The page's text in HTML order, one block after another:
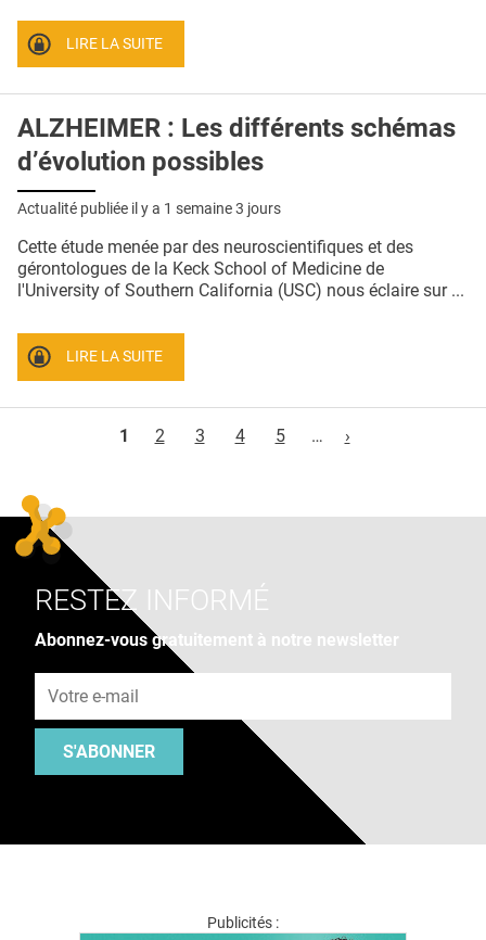
LIRE LA SUITE
ALZHEIMER : Les différents schémas
d’évolution possibles
Actualité publiée il y a 1 semaine 3 jours
Cette étude menée par des neuroscientifiques et des
gérontologues de la Keck School of Medicine de
l'University of Southern California (USC) nous éclaire sur ...
LIRE LA SUITE
1
2 3 4 5 … ›
RESTEZ INFORMÉ
Abonnez-vous gratuitement à notre newsletter
S'ABONNER
Publicités :